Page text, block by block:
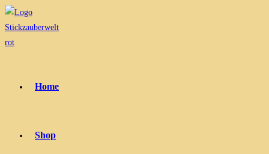
Zum
Inhalt
springen
Home
Shop